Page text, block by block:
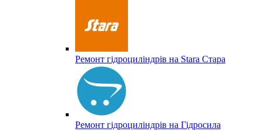
Ремонт гідроциліндрів на Stara Стара
Ремонт гідроциліндрів на Гідросила